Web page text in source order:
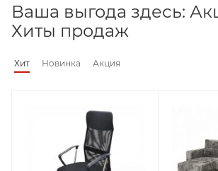
Ваша выгода здесь:
Хиты продаж
Хит Новинка Акция